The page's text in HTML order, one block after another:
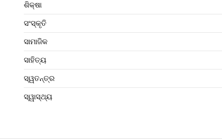
ଶିକ୍ଷା
ସଂସ୍କୃତି
ସାମାଜିକ
ସାହିତ୍ୟ
ସ୍ୱତନ୍ତ୍ର
ସ୍ୱାସ୍ଥ୍ୟ